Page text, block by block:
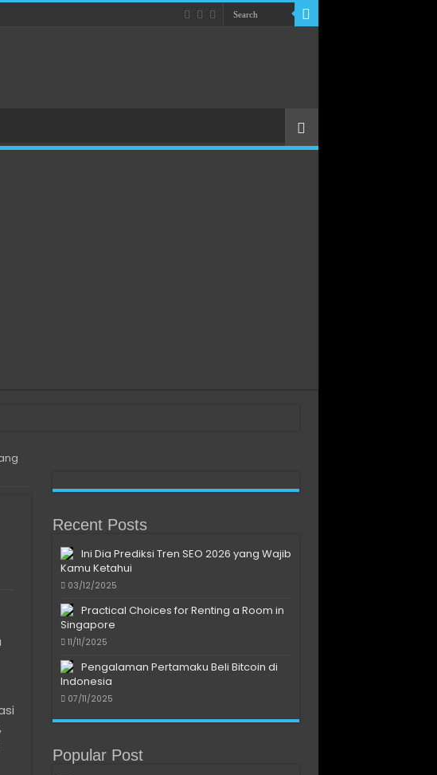
Recent Posts
Ini Dia Prediksi Tren SEO 2026 yang Wajib
Kamu Ketahui
03/12/2025
Practical Choices for Renting a Room in
Singapore
11/11/2025
Pengalaman Pertamaku Beli Bitcoin di
Indonesia
07/11/2025
Popular Post